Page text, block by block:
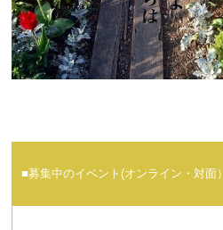
■募集中のイベント(オンライン・対面）